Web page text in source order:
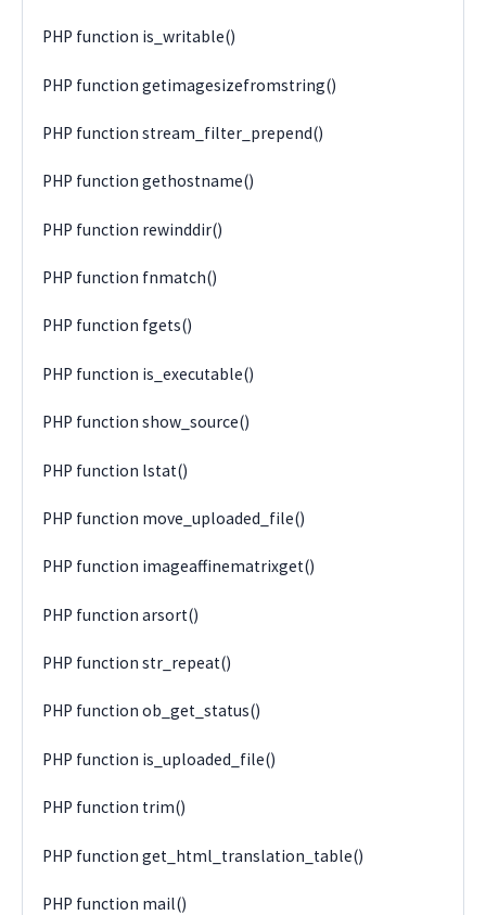
PHP function is_writable()
PHP function getimagesizefromstring()
PHP function stream_filter_prepend()
PHP function gethostname()
PHP function rewinddir()
PHP function fnmatch()
PHP function fgets()
PHP function is_executable()
PHP function show_source()
PHP function lstat()
PHP function move_uploaded_file()
PHP function imageaffinematrixget()
PHP function arsort()
PHP function str_repeat()
PHP function ob_get_status()
PHP function is_uploaded_file()
PHP function trim()
PHP function get_html_translation_table()
PHP function mail()